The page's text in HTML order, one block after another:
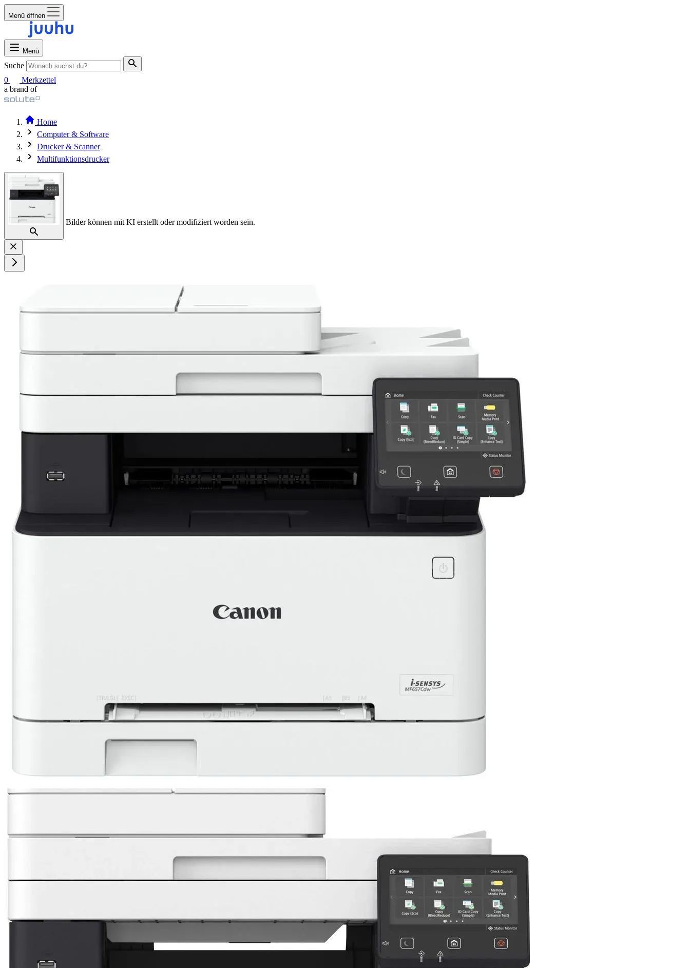
Menü öffnen
Menü
Suche
0
Merkzettel
a brand of
Home
Computer & Software
Drucker & Scanner
Multifunktionsdrucker
Bilder können mit KI erstellt oder modifiziert worden sein.